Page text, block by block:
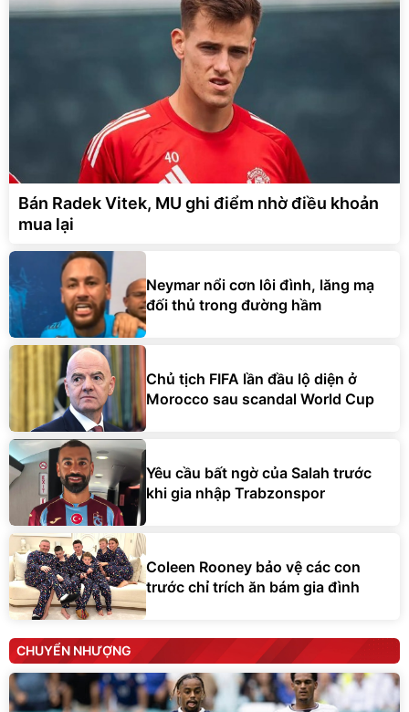
Bán Radek Vitek, MU ghi điểm nhờ điều khoản
mua lại
Neymar nổi cơn lôi đình, lăng mạ
đối thủ trong đường hầm
Chủ tịch FIFA lần đầu lộ diện ở
Morocco sau scandal World Cup
Yêu cầu bất ngờ của Salah trước
khi gia nhập Trabzonspor
Coleen Rooney bảo vệ các con
trước chỉ trích ăn bám gia đình
CHUYỂN NHƯỢNG